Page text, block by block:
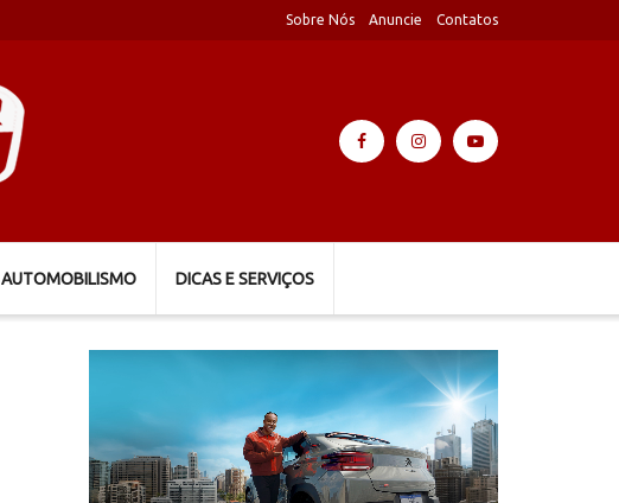
Sobre Nós Anuncie Contatos
AUTOMOBILISMO DICAS E SERVIÇOS